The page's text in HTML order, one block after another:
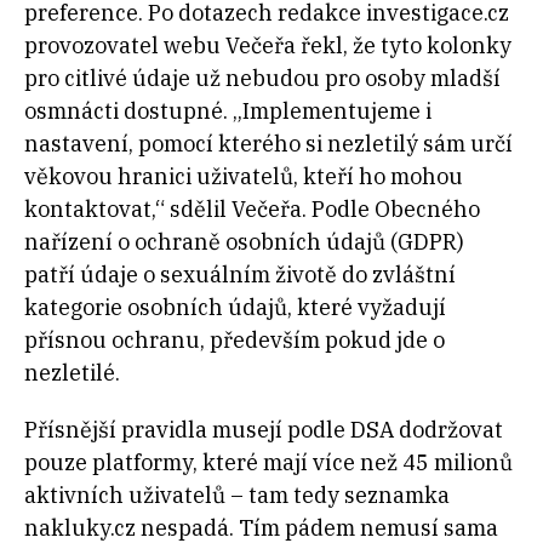
preference. Po dotazech redakce investigace.cz
provozovatel webu Večeřa řekl, že tyto kolonky
pro citlivé údaje už nebudou pro osoby mladší
osmnácti dostupné. „Implementujeme i
nastavení, pomocí kterého si nezletilý sám určí
věkovou hranici uživatelů, kteří ho mohou
kontaktovat,“ sdělil Večeřa. Podle Obecného
nařízení o ochraně osobních údajů (GDPR)
patří údaje o sexuálním životě do zvláštní
kategorie osobních údajů, které vyžadují
přísnou ochranu, především pokud jde o
nezletilé.
Přísnější pravidla musejí podle DSA dodržovat
pouze platformy, které mají více než 45 milionů
aktivních uživatelů – tam tedy seznamka
nakluky.cz nespadá. Tím pádem nemusí sama